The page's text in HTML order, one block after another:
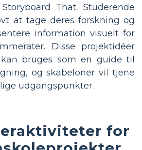
That. Studerende
at tage deres forskning og
information visuelt for
Disse projektidéer
bruges som en guide til
og skabeloner vil tjene
udgangspunkter.
for